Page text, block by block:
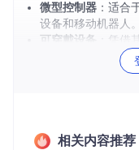
微型控制器 ：适合
设备和移动机器人。
可穿戴设备
：凭借
备等领域发挥重要
捷的智能产品。
相关内容推荐